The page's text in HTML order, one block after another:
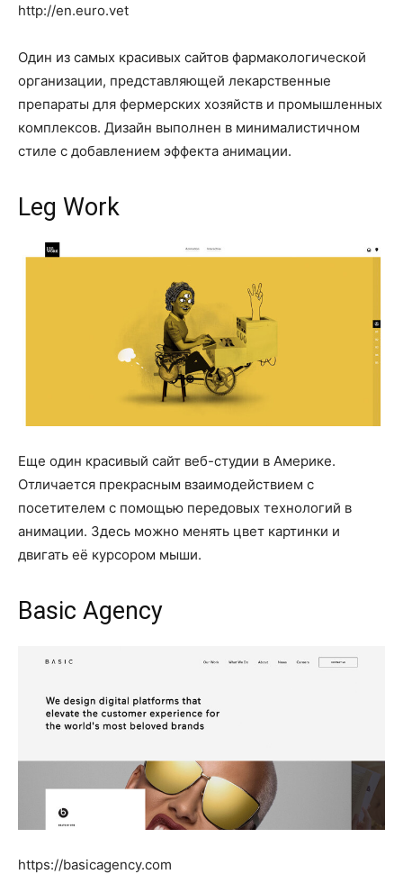
http://en.euro.vet
Один из самых красивых сайтов фармакологической
организации, представляющей лекарственные
препараты для фермерских хозяйств и промышленных
комплексов. Дизайн выполнен в минималистичном
стиле с добавлением эффекта анимации.
Leg Work
Еще один красивый сайт веб-студии в Америке.
Отличается прекрасным взаимодействием с
посетителем с помощью передовых технологий в
анимации. Здесь можно менять цвет картинки и
двигать её курсором мыши.
Basic Agency
https://basicagency.com